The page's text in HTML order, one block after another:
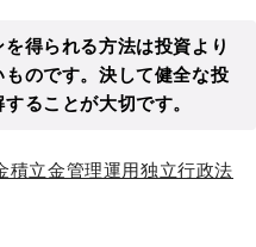
得られる方法は投資より
のです。決して健全な投
ることが大切です。
積立金管理運用独立行政法